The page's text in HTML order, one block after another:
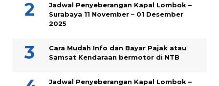
Jadwal Penyeberangan Kapal Lombok –
Surabaya 11 November – 01 Desember
2025
Cara Mudah Info dan Bayar Pajak atau
Samsat Kendaraan bermotor di NTB
Jadwal Penyeberangan Kapal Lombok –